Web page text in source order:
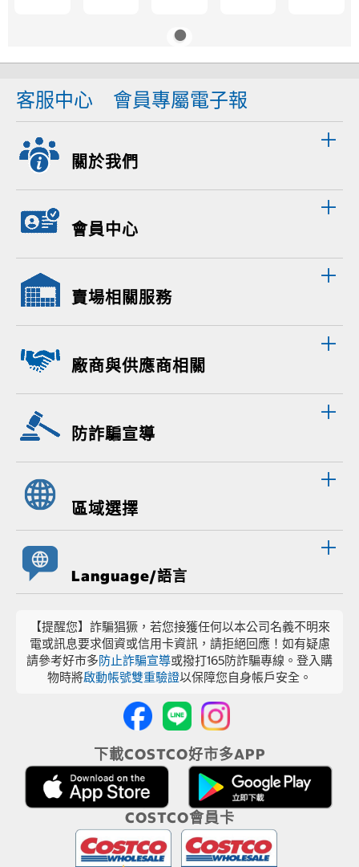
客服中心 會員專屬電子報
關於我們
會員中心
賣場相關服務
廠商與供應商相關
防詐騙宣導
區域選擇
Language/語言
【提醒您】詐騙猖獗，若您接獲任何以本公司名義不明來
電或訊息要求個資或信用卡資訊，請拒絕回應！如有疑慮
請參考好市多防止詐騙宣導或撥打165防詐騙專線。登入購
物時將啟動帳號雙重驗證以保障您自身帳戶安全。
下載COSTCO好市多APP
COSTCO會員卡